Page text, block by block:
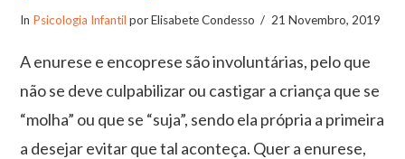
In Psicologia Infantil por Elisabete Condesso 21 Novembro, 2019
A enurese e encoprese são involuntárias, pelo que
não se deve culpabilizar ou castigar a criança que se
“molha” ou que se “suja”, sendo ela própria a primeira
a desejar evitar que tal aconteça. Quer a enurese,